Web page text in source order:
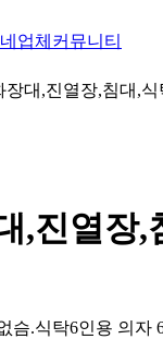
업체 커뮤니티
장대,진열장,침대,식
,진열장,
슴.식탁6인용 의자